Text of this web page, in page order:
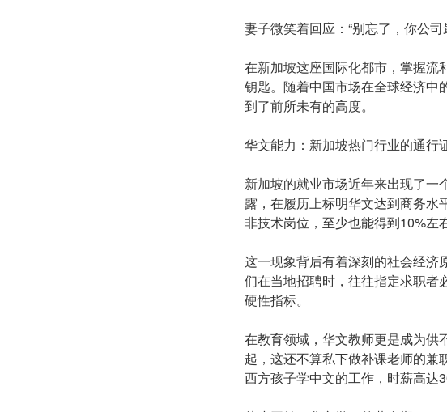
妻子微笑着回应：“别忘了，你公
在新加坡这座国际化都市，掌握流
钥匙。随着中国市场在全球经济中
到了前所未有的高度。
华文能力：新加坡热门行业的通行
新加坡的就业市场近年来出现了一
露，在履历上标明华文达到商务水
非技术岗位，至少也能得到10%左
这一现象背后有着深刻的社会经济
们在当地招聘时，往往指定求职者
硬性指标。
在教育领域，华文教师更是成为供
起，这还不算私下做补课老师的兼
西方孩子学中文的工作，时薪高达